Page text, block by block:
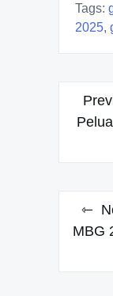
Tags:
2025,
Post
MBG